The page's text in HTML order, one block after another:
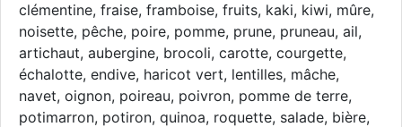
clémentine, fraise, framboise, fruits, kaki, kiwi, mûre,
noisette, pêche, poire, pomme, prune, pruneau, ail,
artichaut, aubergine, brocoli, carotte, courgette,
échalotte, endive, haricot vert, lentilles, mâche,
navet, oignon, poireau, poivron, pomme de terre,
potimarron, potiron, quinoa, roquette, salade, bière,